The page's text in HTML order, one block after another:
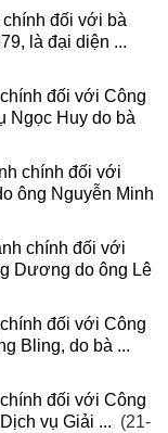
đối với bà
là đại diện ...
đối với Công
Ngọc Huy do bà
chính đối với
ông Nguyễn Minh
chính đối với
Dương do ông Lê
đối với Công
Bling, do bà ...
đối với Công
vụ Giải ... (21-